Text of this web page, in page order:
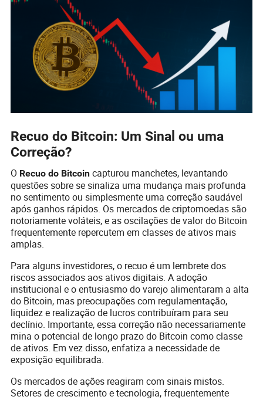
Recuo do Bitcoin: Um Sinal ou uma
Correção?
O Recuo do Bitcoin capturou manchetes, levantando
questões sobre se sinaliza uma mudança mais profunda
no sentimento ou simplesmente uma correção saudável
após ganhos rápidos. Os mercados de criptomoedas são
notoriamente voláteis, e as oscilações de valor do Bitcoin
frequentemente repercutem em classes de ativos mais
amplas.
Para alguns investidores, o recuo é um lembrete dos
riscos associados aos ativos digitais. A adoção
institucional e o entusiasmo do varejo alimentaram a alta
do Bitcoin, mas preocupações com regulamentação,
liquidez e realização de lucros contribuíram para seu
declínio. Importante, essa correção não necessariamente
mina o potencial de longo prazo do Bitcoin como classe
de ativos. Em vez disso, enfatiza a necessidade de
exposição equilibrada.
Os mercados de ações reagiram com sinais mistos.
Setores de crescimento e tecnologia, frequentemente